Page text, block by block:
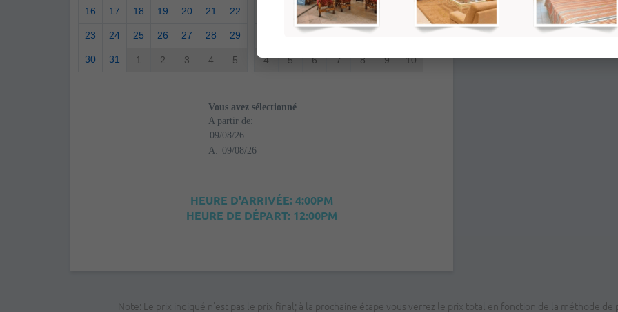
16 17 18 19 20 21 22
23 24 25 26 27 28 29
30 31 1 2 3 4 5
22 23 24
29 1
4 5 6 7 8 9 10
Vous avez sélectionné
A partir de:
A:
HEURE D'ARRIVÉE: 4:00PM
HEURE DE DÉPART: 12:00PM
Note: Le prix indiqué n'est pas le prix final; à la prochaine étape vous verrez le prix total en fonction de la méthode